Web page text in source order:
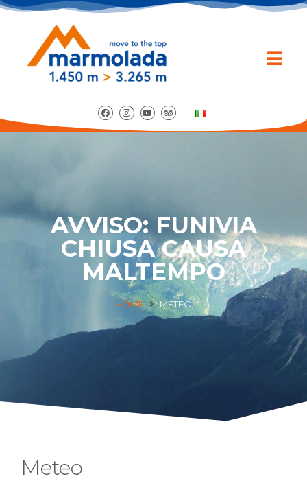
AVVISO: FUNIVIA
CHIUSA CAUSA
MALTEMPO
HOME METEO
Meteo